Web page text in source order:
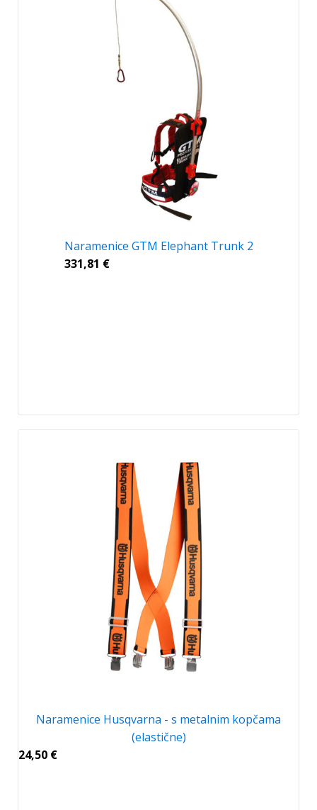
Naramenice GTM Elephant Trunk 2
331,81 €
Naramenice Husqvarna - s metalnim kopčama
(elastične)
24,50 €